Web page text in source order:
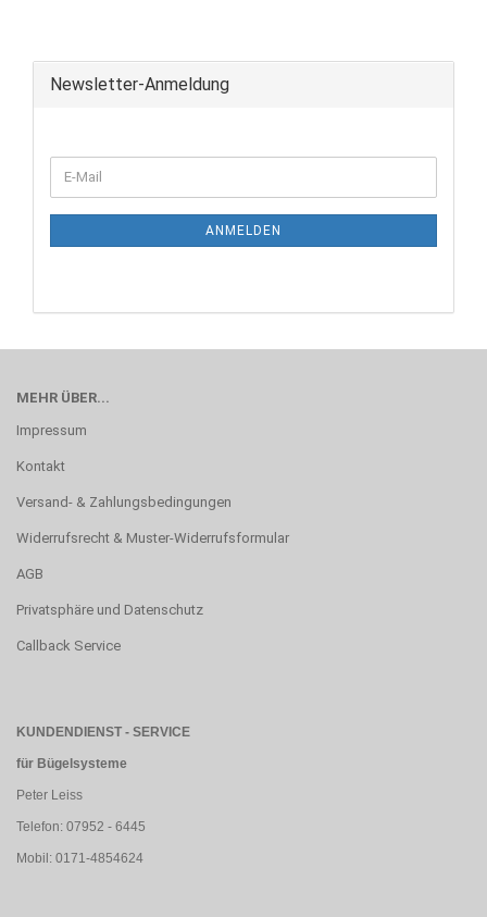
Newsletter-Anmeldung
ANMELDEN
MEHR ÜBER...
Impressum
Kontakt
Versand- & Zahlungsbedingungen
Widerrufsrecht & Muster-Widerrufsformular
AGB
Privatsphäre und Datenschutz
Callback Service
KUNDENDIENST - SERVICE
für Bügelsysteme
Peter Leiss
Telefon: 07952 - 6445
Mobil: 0171-4854624